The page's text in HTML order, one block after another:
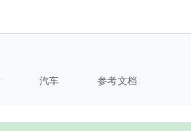
汽车 参考文档